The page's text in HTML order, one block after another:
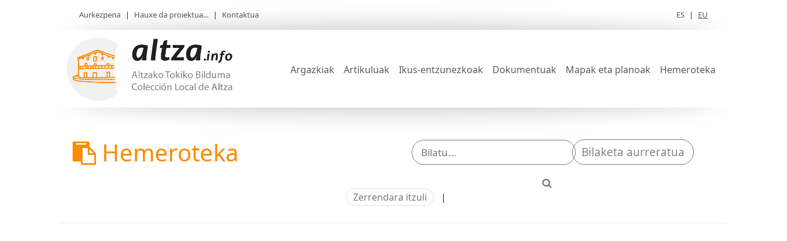
Aurkezpena | Hauxe da proiektua... | Kontaktua ES | EU
Argazkiak Artikuluak Ikus-entzunezkoak Dokumentuak Mapak eta planoak Hemeroteka
Hemeroteka Bilaketa aurreratua
Zerrendara itzuli |